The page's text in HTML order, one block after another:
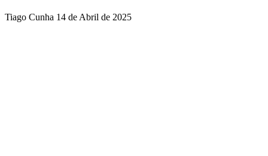
Tiago Cunha 14 de Abril de 2025